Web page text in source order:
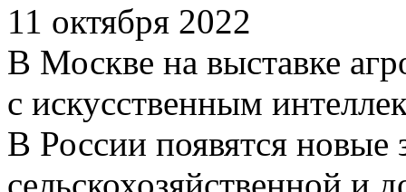
11 октября 2022
В Москве на выставке
с искусственным
В России появятся новые
сельскохозяйственной и